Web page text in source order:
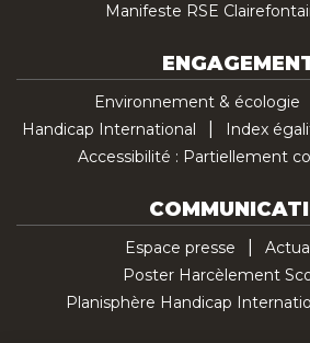
Manifeste RSE
Environnement & écologie
Handicap International
Index
Accessibilité : Partiellement
Espace presse
Poster Harcèlement
Planisphère Handicap